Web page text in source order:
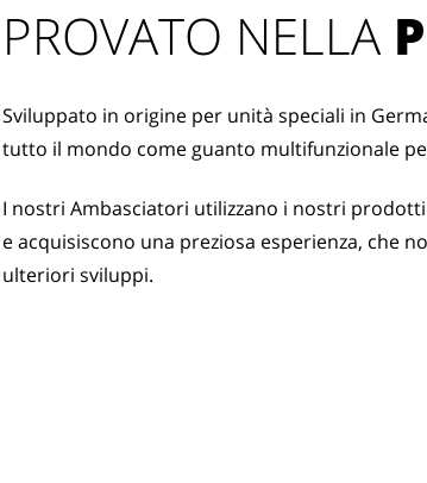
PROVATO NELLA
Sviluppato in origine per unità speciali in
tutto il mondo come guanto multifunzionale
I nostri Ambasciatori utilizzano i nostri
e acquisiscono una preziosa esperienza, che
ulteriori sviluppi.